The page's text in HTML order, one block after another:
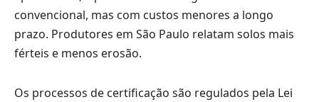
convencional, mas com custos menores a longo
prazo. Produtores em São Paulo relatam solos mais
férteis e menos erosão.
Os processos de certificação são regulados pela Lei